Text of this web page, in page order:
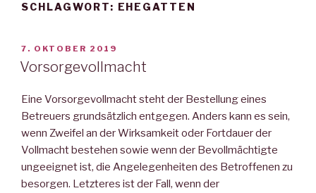
SCHLAGWORT: EHEGATTEN
VERÖFFENTLICHT
AM
7. OKTOBER 2019
Vorsorgevollmacht
Eine Vorsorgevollmacht steht der Bestellung eines
Betreuers grundsätzlich entgegen. Anders kann es sein,
wenn Zweifel an der Wirksamkeit oder Fortdauer der
Vollmacht bestehen sowie wenn der Bevollmächtigte
ungeeignet ist, die Angelegenheiten des Betroffenen zu
besorgen. Letzteres ist der Fall, wenn der